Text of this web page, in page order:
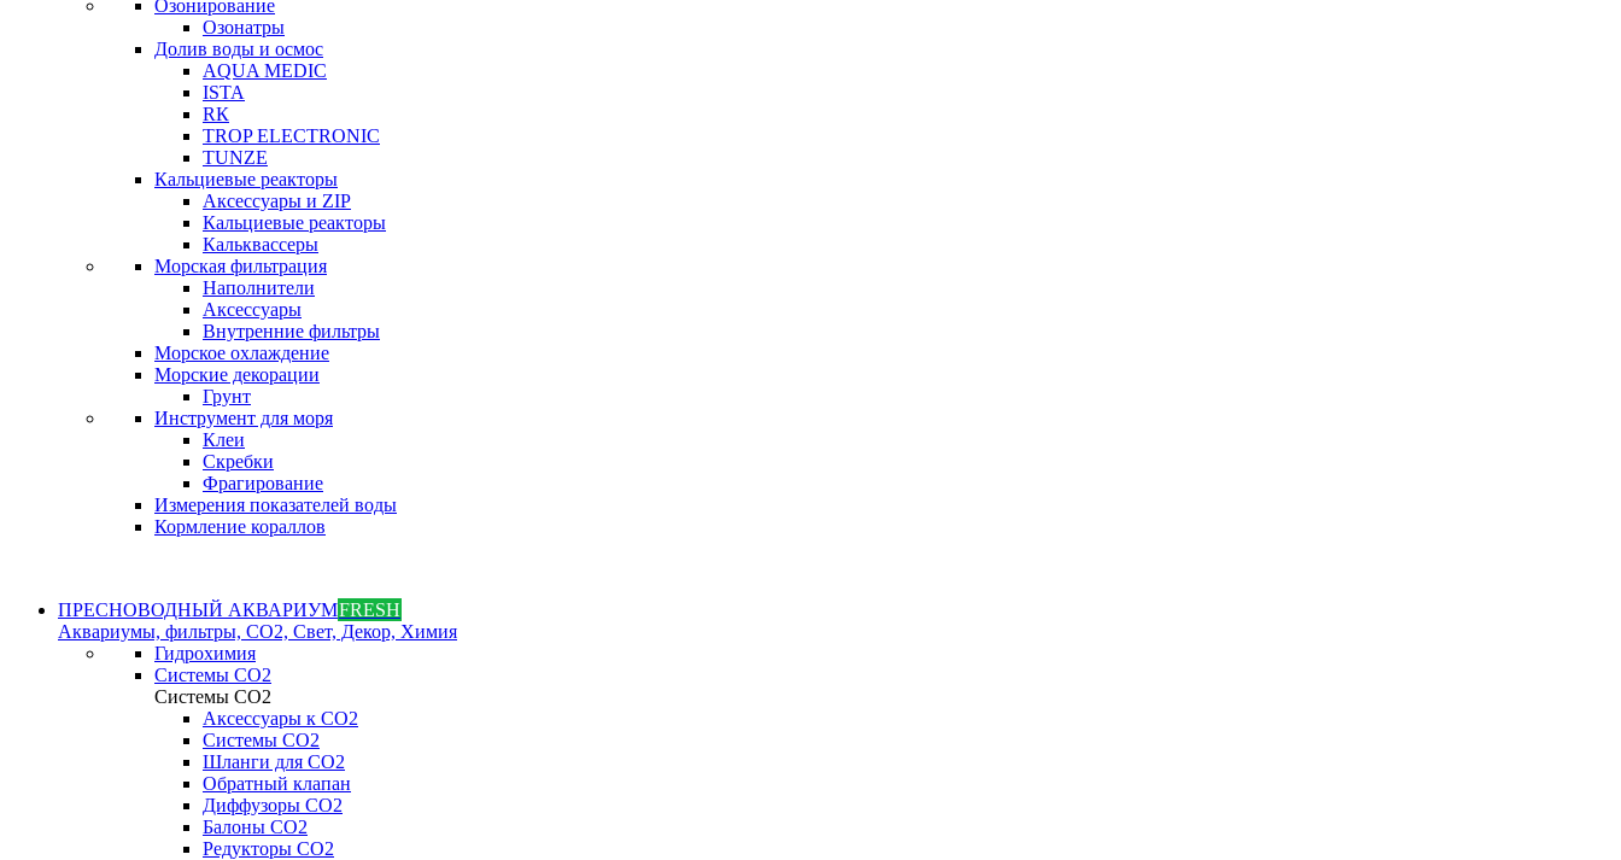
Озонирование
Озонатры
Долив воды и осмос
AQUA MEDIC
ISTA
RК
TROP ELECTRONIC
TUNZE
Кальциевые реакторы
Аксессуары и ZIP
Кальциевые реакторы
Кальквассеры
Морская фильтрация
Наполнители
Аксессуары
Внутренние фильтры
Морское охлаждение
Морские декорации
Грунт
Инструмент для моря
Клеи
Скребки
Фрагирование
Измерения показателей воды
Кормление кораллов
ПРЕСНОВОДНЫЙ АКВАРИУМFRESH
Аквариумы, фильтры, СО2, Свет, Декор, Химия
Гидрохимия
Системы СО2
Системы СО2
Аксессуары к СО2
Системы СО2
Шланги для CO2
Обратный клапан
Диффузоры СO2
Балоны CO2
Редукторы CO2